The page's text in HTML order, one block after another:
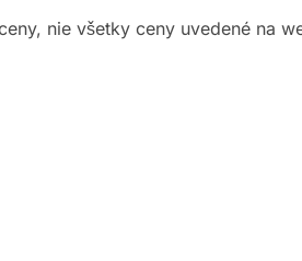
nie všetky ceny uvedené na